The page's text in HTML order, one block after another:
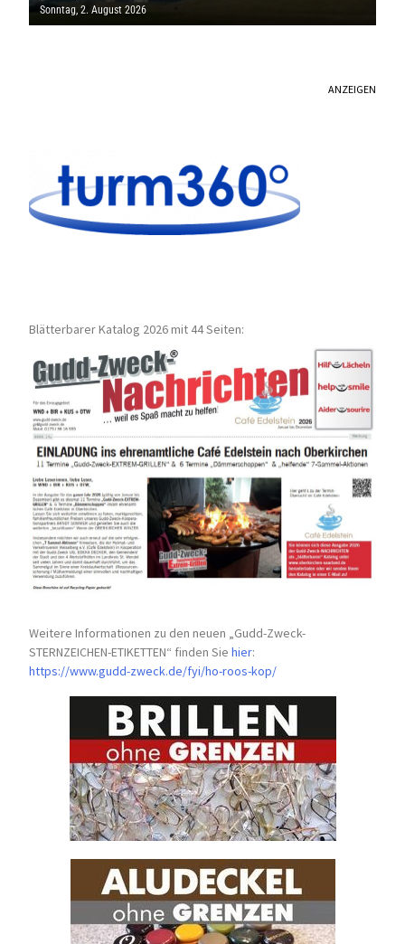
Sonntag, 2. August 2026
ANZEIGEN
Blätterbarer Katalog 2026 mit 44 Seiten:
Weitere Informationen zu den neuen „Gudd-Zweck-
STERNZEICHEN-ETIKETTEN“ finden Siehier:
https://www.gudd-zweck.de/fyi/ho-roos-kop/